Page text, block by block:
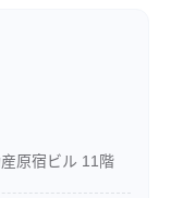
原宿ビル 11階